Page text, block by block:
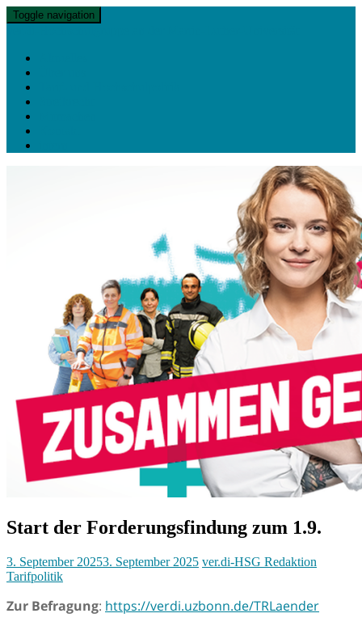
Toggle navigation
Start der Forderungsfindung zum 1.9.
3. September 20253. September 2025 ver.di-HSG Redaktion
Tarifpolitik
Zur Befragung: https://verdi.uzbonn.de/TRLaender